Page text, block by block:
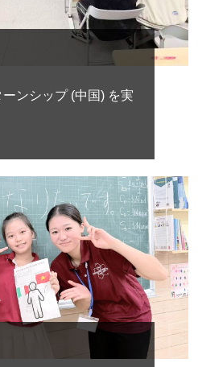
ンシップ (中国) を実